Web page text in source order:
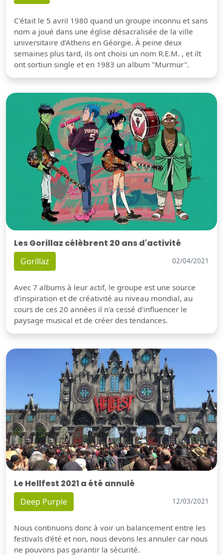
C'était le 5 avril 1980 quand un groupe inconnu et sans
nom a joué dans une église désacralisée de la ville
universitaire d'Athens en Géorgie. À peine deux
semaines plus tard, ils ont choisi un nom R.E.M. , et ilt
ont sortiun single et en 1983 un album "Murmur".
Les Gorillaz célèbrent 20 ans d'activité
Gorillaz 02/04/2021
Avec 7 albums à leur actif, le groupe est une source
d'inspiration et de créativité au niveau mondial, au
cours de ces 20 années il n'a cessé d'influencer le
paysage musical et de créer des tendances.
Le Hellfest 2021 a été annulé
Deep Purple 12/03/2021
Nous continuons donc à voir un balancement entre les
festivals d'été et non, nous devons les annuler car nous
ne pouvons pas garantir la sécurité.